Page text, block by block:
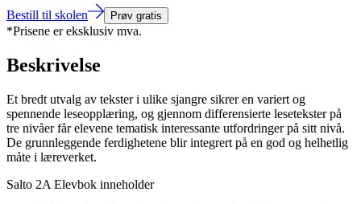
Bestill til skolen Prøv gratis
*Prisene er eksklusiv mva.
Beskrivelse
Et bredt utvalg av tekster i ulike sjangre sikrer en variert og
spennende leseopplæring, og gjennom differensierte lesetekster på
tre nivåer får elevene tematisk interessante utfordringer på sitt nivå.
De grunnleggende ferdighetene blir integrert på en god og helhetlig
måte i læreverket.
Salto 2A Elevbok inneholder